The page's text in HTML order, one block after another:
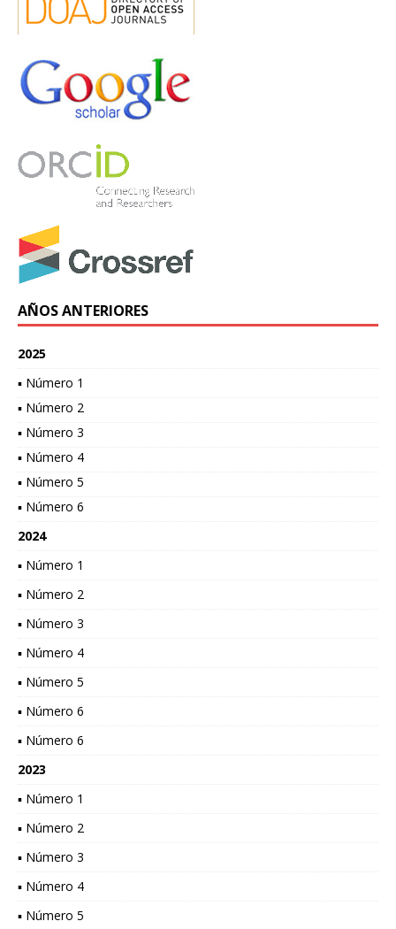
AÑOS ANTERIORES
2025
▪ Número 1
▪ Número 2
▪ Número 3
▪ Número 4
▪ Número 5
▪ Número 6
2024
▪ Número 1
▪ Número 2
▪ Número 3
▪ Número 4
▪ Número 5
▪ Número 6
▪ Número 6
2023
▪ Número 1
▪ Número 2
▪ Número 3
▪ Número 4
▪ Número 5